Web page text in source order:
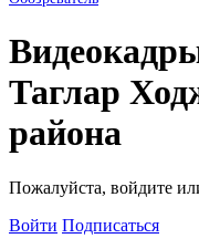
Таглар
района
Пожалуйста, войдите
Войти Подписаться